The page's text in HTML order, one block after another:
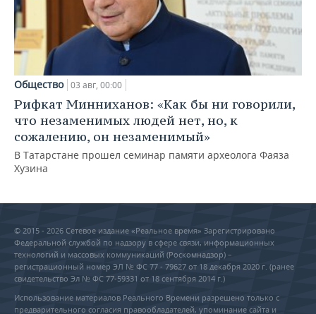
Общество 03 авг, 00:00
Рифкат Минниханов: «Как бы ни говорили,
что незаменимых людей нет, но, к
сожалению, он незаменимый»
В Татарстане прошел семинар памяти археолога Фаяза
Хузина
© 2015 - 2026 Сетевое издание «Реальное время» Зарегистрировано
Федеральной службой по надзору в сфере связи, информационных
технологий и массовых коммуникаций (Роскомнадзор) –
регистрационный номер ЭЛ № ФС 77 - 79627 от 18 декабря 2020 г. (ранее
свидетельство Эл № ФС 77-59331 от 18 сентября 2014 г.)
Использование материалов Реального Времени разрешено только с
предварительного согласия правообладателей, упоминание сайта и